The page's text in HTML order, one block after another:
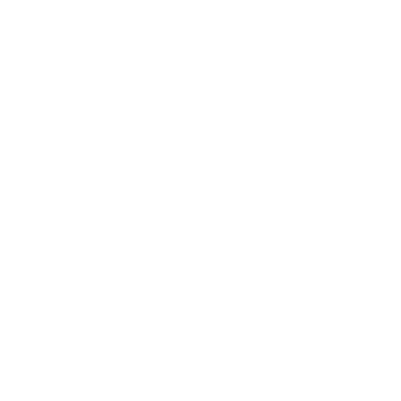
geldig blijft totdat over uw beroep is beslist.
Ga voor informatie over de kosten en over de